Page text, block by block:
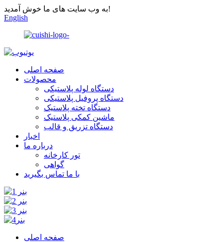
به وب سایت های ما خوش آمدید!
English
صفحه اصلی
محصولات
دستگاه لوله پلاستیکی
دستگاه پروفیل پلاستیکی
دستگاه تخته پلاستیک
ماشین کمکی پلاستیک
دستگاه تزریق و قالب
اخبار
درباره ما
تور کارخانه
گواهی
با ما تماس بگیرید
صفحه اصلی